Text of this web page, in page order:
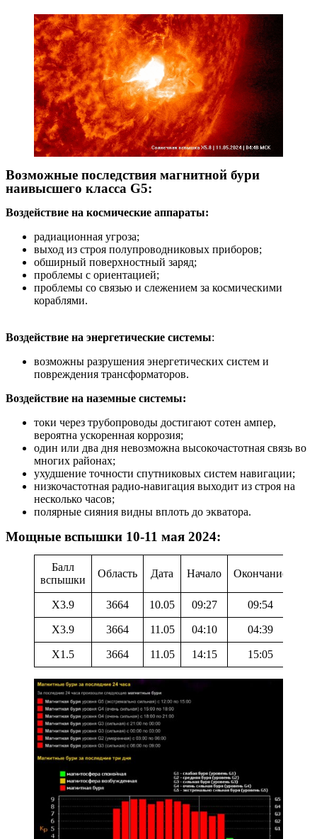
Возможные последствия магнитной бури
наивысшего класса G5:
Воздействие на космические аппараты:
радиационная угроза;
выход из строя полупроводниковых приборов;
обширный поверхностный заряд;
проблемы с ориентацией;
проблемы со связью и слежением за космическими
кораблями.
Воздействие на энергетические системы:
возможны разрушения энергетических систем и
повреждения трансформаторов.
Воздействие на наземные системы:
токи через трубопроводы достигают сотен ампер,
вероятна ускоренная коррозия;
один или два дня невозможна высокочастотная связь во
многих районах;
ухудшение точности спутниковых систем навигации;
низкочастотная радио-навигация выходит из строя на
несколько часов;
полярные сияния видны вплоть до экватора.
Мощные вспышки 10-11 мая 2024:
Балл
вспышки
Область Дата Начало Окончание
X3.9 3664 10.05 09:27 09:54
X3.9 3664 11.05 04:10 04:39
X1.5 3664 11.05 14:15 15:05